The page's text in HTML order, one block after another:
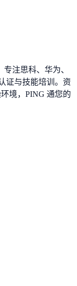
注思科、华为、
证与技能培训。资
境， PING 通您的